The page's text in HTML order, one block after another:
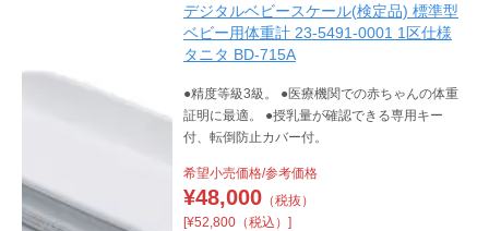
デジタルベビースケール(検定品) 標準型
ベビー用体重計 23-5491-0001 1区仕様
タニタ BD-715A
●精度等級3級。 ●医療機関での赤ちゃんの体重
証明に最適。 ●授乳量が確認できる専用キー
付、転倒防止カバー付。
希望小売価格/参考価格
¥48,000（税抜）
[¥52,800（税込）]